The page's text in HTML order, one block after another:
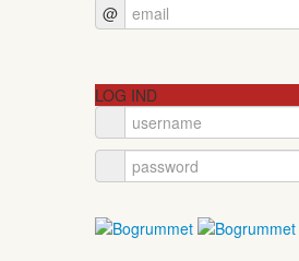
@
LOG IND